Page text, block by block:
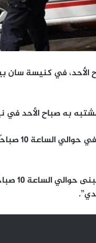
في كنيسة سان
به صباح الأحد في
وقالت صحيفة “نيس
وبحسب